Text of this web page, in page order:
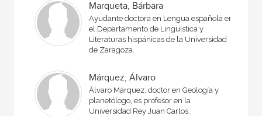
Marqueta, Bárbara
Ayudante doctora en Lengua española en
el Departamento de Lingüística y
Literaturas hispánicas de la Universidad
de Zaragoza.
Márquez, Álvaro
Álvaro Márquez, doctor en Geología y
planetólogo, es profesor en la
Universidad Rey Juan Carlos.